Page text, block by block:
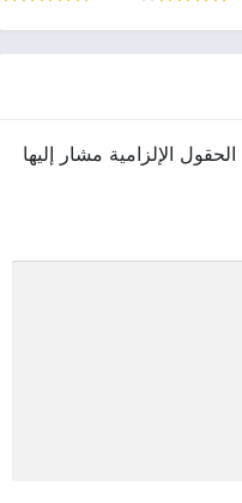
الحقول الإلزامية مشار إليها